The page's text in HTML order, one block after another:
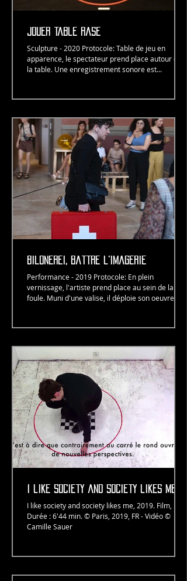
JOuer table rase
Sculpture - 2020 Protocole: Table de jeu en
apparence, le spectateur prend place autour de
la table. Une enregistrement sonore est...
bildnerei, battre l'imagerie
Performance - 2019 Protocole: En plein
vernissage, l'artiste prend place au sein de la
foule. Muni d'une valise, il déploie son oeuvre et...
i like society and society likes me
I like society and society likes me, 2019. Film,
Durée : 6'44 min. © Paris, 2019, FR - Vidéo ©
Camille Sauer